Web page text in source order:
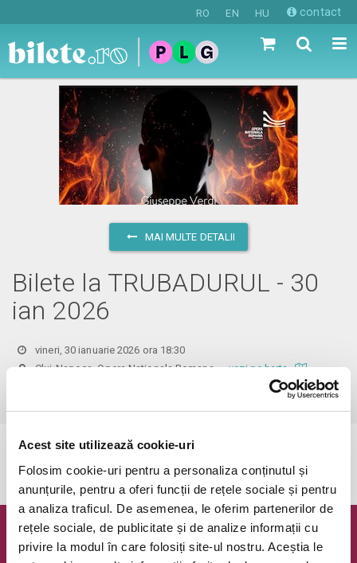
Acest site utilizează cookie-uri
Folosim cookie-uri pentru a personaliza conținutul și
anunțurile, pentru a oferi funcții de rețele sociale și pentru
a analiza traficul. De asemenea, le oferim partenerilor de
rețele sociale, de publicitate și de analize informații cu
privire la modul în care folosiți site-ul nostru. Aceștia le
RO EN HU contact
MAI MULTE DETALII
Bilete la TRUBADURUL - 30
ian 2026
vineri, 30 ianuarie 2026 ora 18:30
Cluj-Napoca, Opera Nationala Romanavezi pe harta
Evenimentul a expirat.
Newsletter @ Bilete.ro